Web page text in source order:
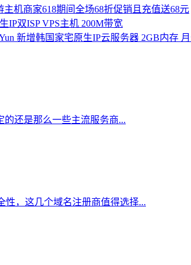
主机商家618期间全场68折促销且充值送68元
IP双ISP VPS主机 200M带宽
新增韩国家宅原生IP云服务器 2GB内存
还是那么一些主流服务商...
性，这几个域名注册商值得选择...